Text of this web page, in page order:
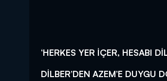
‘HERKES YER İÇER, HESABI
DİLBER’DEN AZEM’E DUYGU